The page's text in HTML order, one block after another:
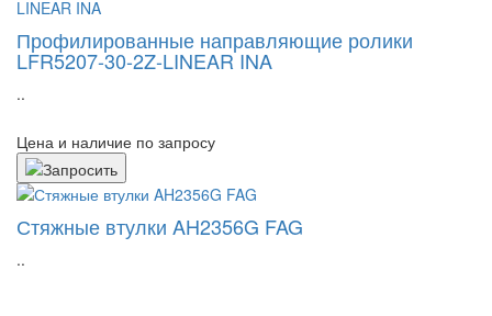
Профилированные направляющие ролики
LFR5207-30-2Z-LINEAR INA
..
Цена и наличие по запросу
Стяжные втулки AH2356G FAG
..